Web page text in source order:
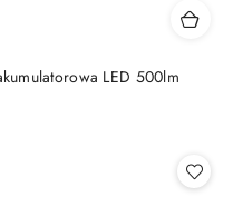
LED 500lm